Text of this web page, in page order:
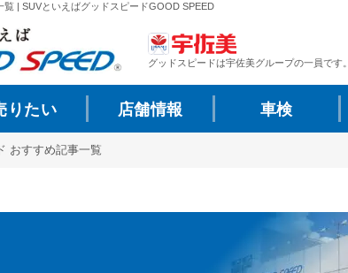
| SUVといえばグッドスピードGOOD SPEED
グッドスピードは宇佐美グループの一員です。
りたい 店舗情報 車検
おすすめ記事一覧